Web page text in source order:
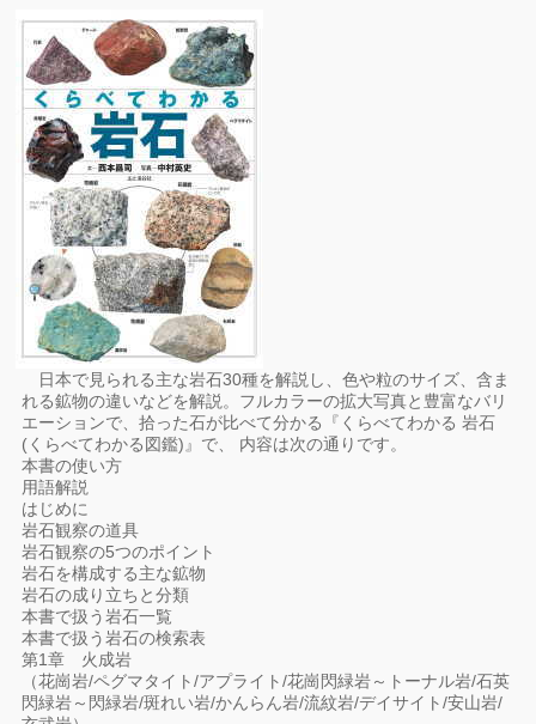
日本で見られる主な岩石30種を解説し、色や粒のサイズ、含ま
れる鉱物の違いなどを解説。フルカラーの拡大写真と豊富なバリ
エーションで、拾った石が比べて分かる『くらべてわかる 岩石
(くらべてわかる図鑑)』で、 内容は次の通りです。
本書の使い方
用語解説
はじめに
岩石観察の道具
岩石観察の5つのポイント
岩石を構成する主な鉱物
岩石の成り立ちと分類
本書で扱う岩石一覧
本書で扱う岩石の検索表
第1章 火成岩
（花崗岩/ペグマタイト/アプライト/花崗閃緑岩～トーナル岩/石英
閃緑岩～閃緑岩/斑れい岩/かんらん岩/流紋岩/デイサイト/安山岩/